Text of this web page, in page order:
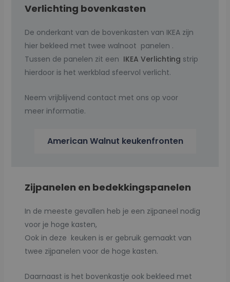
Verlichting bovenkasten
De onderkant van de bovenkasten van IKEA zijn
hier bekleed met twee walnoot panelen .
Tussen de panelen zit een IKEA Verlichting strip
hierdoor is het werkblad sfeervol verlicht.
Neem vrijblijvend contact met ons op voor
meer informatie.
American Walnut keukenfronten
Zijpanelen en bedekkingspanelen
In de meeste gevallen heb je een zijpaneel nodig
voor je hoge kasten,
Ook in deze keuken is er gebruik gemaakt van
twee zijpanelen voor de hoge kasten.
Daarnaast is het bovenkastje ook bekleed met